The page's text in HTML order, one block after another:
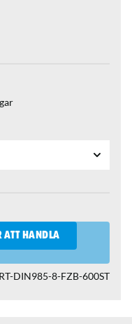
ATT HANDLA
DIN985-8-FZB-600ST